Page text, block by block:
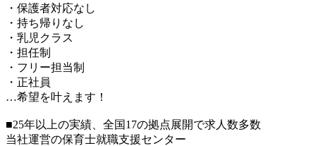
・保護者対応なし
・持ち帰りなし
・乳児クラス
・担任制
・フリー担当制
・正社員
…希望を叶えます！
■25年以上の実績、全国17の拠点展開で求人数多数
当社運営の保育士就職支援センター